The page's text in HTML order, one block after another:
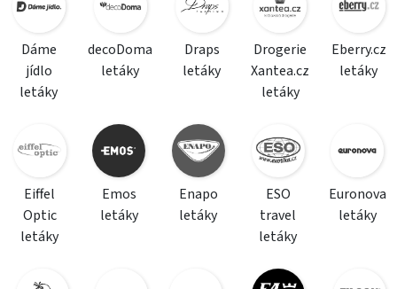
Dáme
jídlo
letáky
decoDoma
letáky
Draps
letáky
Drogerie
Xantea.cz
letáky
Eberry.cz
letáky
Eiffel
Optic
letáky
Emos
letáky
Enapo
letáky
ESO
travel
letáky
Euronova
letáky